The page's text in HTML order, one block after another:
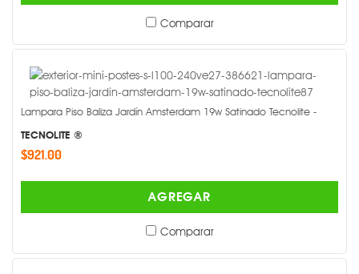
Comparar
Lampara Piso Baliza Jardín Amsterdam 19w Satinado Tecnolite -
TECNOLITE ®
$921.00
AGREGAR
Comparar